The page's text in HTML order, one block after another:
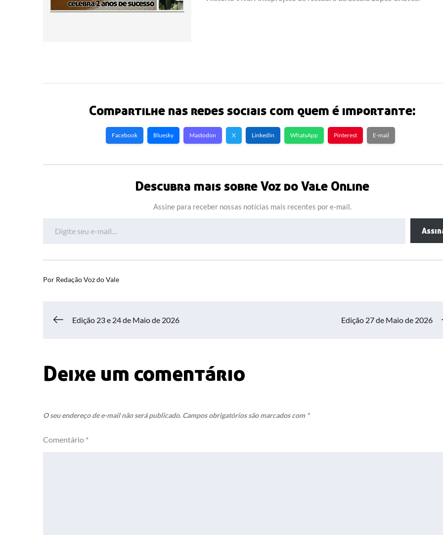
Compartilhe nas redes sociais com quem é importante:
Facebook Bluesky Mastodon X LinkedIn WhatsApp Pinterest E-mail
Descubra mais sobre Voz do Vale Online
Assine para receber nossas notícias mais recentes por e-mail.
Por Redação Voz do Vale
Navegação
Post
Edição 23 e 24 de Maio de 2026 Edição 27 de Maio de 2026
Deixe um comentário
O seu endereço de e-mail não será publicado. Campos obrigatórios são marcados com *
Comentário *